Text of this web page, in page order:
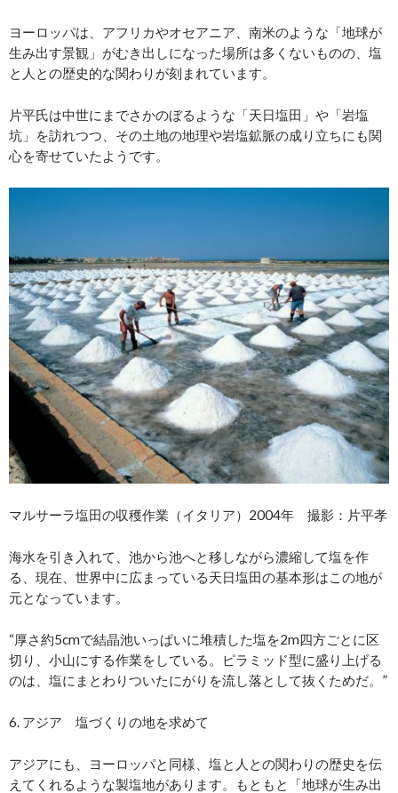
ヨーロッパは、アフリカやオセアニア、南米のような「地球が
生み出す景観」がむき出しになった場所は多くないものの、塩
と人との歴史的な関わりが刻まれています。
片平氏は中世にまでさかのぼるような「天日塩田」や「岩塩
坑」を訪れつつ、その土地の地理や岩塩鉱脈の成り立ちにも関
心を寄せていたようです。
マルサーラ塩田の収穫作業（イタリア）2004年 撮影：片平孝
海水を引き入れて、池から池へと移しながら濃縮して塩を作
る、現在、世界中に広まっている天日塩田の基本形はこの地が
元となっています。
“厚さ約5cmで結晶池いっぱいに堆積した塩を2m四方ごとに区
切り、小山にする作業をしている。ピラミッド型に盛り上げる
のは、塩にまとわりついたにがりを流し落として抜くためだ。”
6. アジア 塩づくりの地を求めて
アジアにも、ヨーロッパと同様、塩と人との関わりの歴史を伝
えてくれるような製塩地があります。もともと「地球が生み出